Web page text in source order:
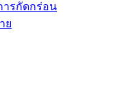
รกัดกร่อน
ย